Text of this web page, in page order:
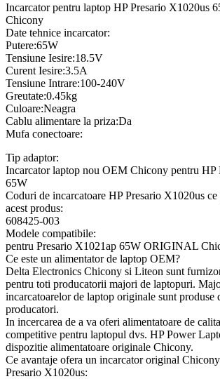
Incarcator pentru laptop HP Presario X1020us
Chicony
Date tehnice incarcator:
Putere:65W
Tensiune Iesire:18.5V
Curent Iesire:3.5A
Tensiune Intrare:100-240V
Greutate:0.45kg
Culoare:Neagra
Cablu alimentare la priza:Da
Mufa conectoare:
Tip adaptor:
Incarcator laptop nou OEM Chicony pentru HP
65W
Coduri de incarcatoare HP Presario X1020us
acest produs:
608425-003
Modele compatibile:
pentru Presario X1021ap 65W ORIGINAL
Ce este un alimentator de laptop OEM?
Delta Electronics Chicony si Liteon sunt
pentru toti producatorii majori de laptopuri.
incarcatoarelor de laptop originale sunt produse
producatori.
In incercarea de a va oferi alimentatoare de
competitive pentru laptopul dvs. HP Power
dispozitie alimentatoare originale Chicony.
Ce avantaje ofera un incarcator original
Presario X1020us: